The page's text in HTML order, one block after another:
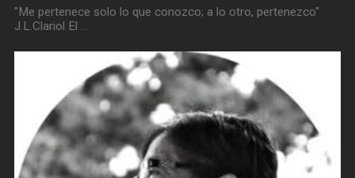
"Me pertenece solo lo que conozco; a lo otro, pertenezco"
J.L.Clariol El …